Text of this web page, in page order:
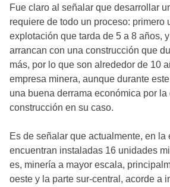
Fue claro al señalar que desarrollar
requiere de todo un proceso: primero
explotación que tarda de 5 a 8 años,
arrancan con una construcción que
más, por lo que son alrededor de 10
empresa minera, aunque durante
una buena derrama económica por
construcción en su caso.
Es de señalar que actualmente, en la
encuentran instaladas 16 unidades
es, minería a mayor escala,
oeste y la parte sur-central, acorde a